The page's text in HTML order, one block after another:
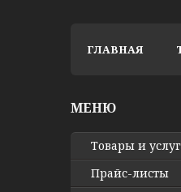
ГЛАВНАЯ
Товары и
Прайс-листы